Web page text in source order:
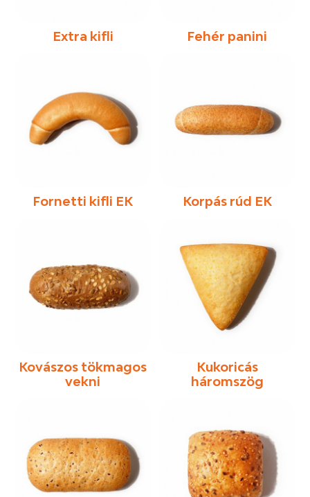
Extra kifli Fehér panini
Fornetti kifli EK Korpás rúd EK
Kovászos tökmagos
vekni
Kukoricás
háromszög